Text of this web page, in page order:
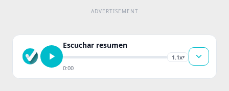
Escuchar resumen
1.1x▾
0:00